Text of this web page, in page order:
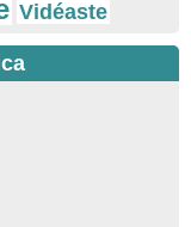
Vidéaste